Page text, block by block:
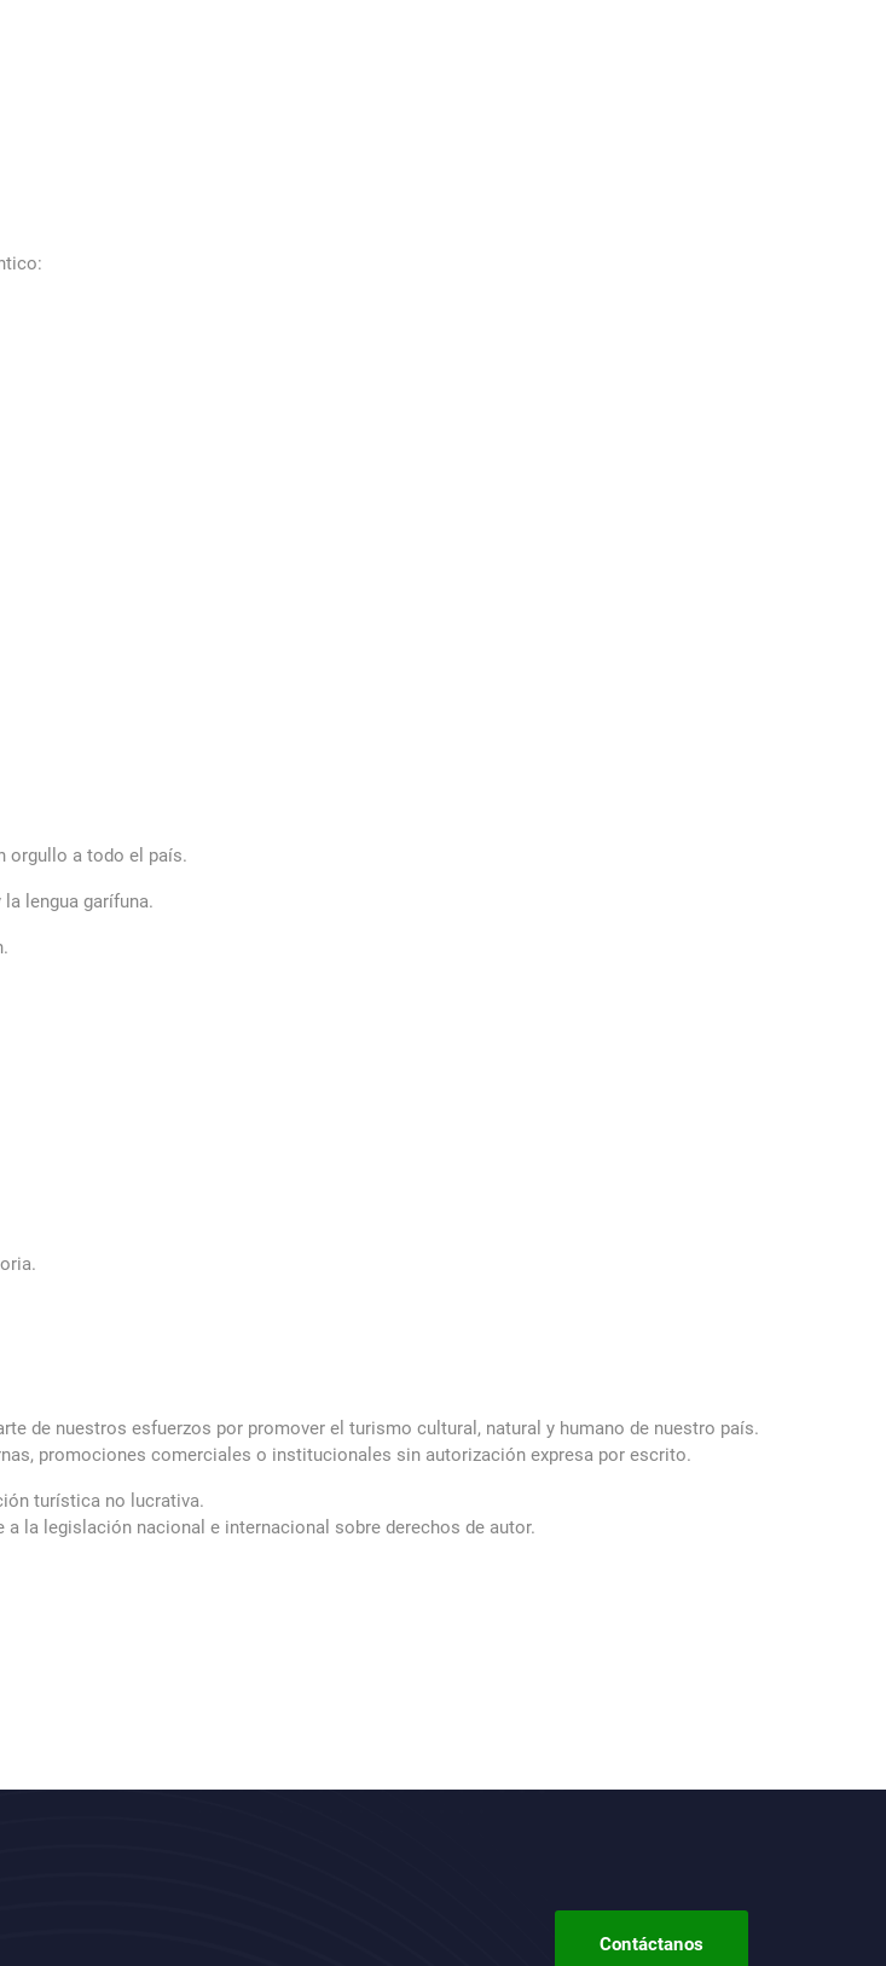
orgullo a todo el país.
lengua garífuna.
de nuestros esfuerzos por promover el turismo cultural, natural y humano de nuestro país.
promociones comerciales o institucionales sin autorización expresa por escrito.
turística no lucrativa.
la legislación nacional e internacional sobre derechos de autor.
Contáctanos